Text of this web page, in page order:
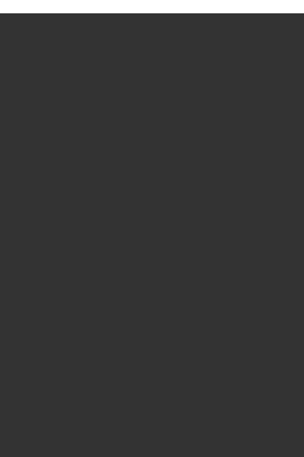
kann ohne diese Cookies nicht richtig funktionieren.